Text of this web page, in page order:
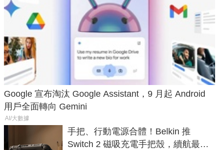
Google 宣布淘汰 Google Assistant，9 月起 Android
用戶全面轉向 Gemini
AI/大數據
手把、行動電源合體！Belkin 推
Switch 2 磁吸充電手把殼，續航最高